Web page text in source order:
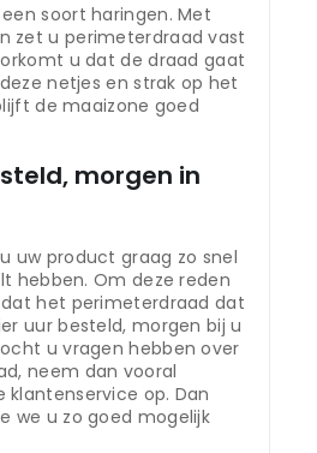
soort haringen. Met
zet u perimeterdraad vast
u dat de draad gaat
netjes en strak op het
de maaizone goed
morgen in
uw product graag zo snel
hebben. Om deze reden
het perimeterdraad dat
uur besteld, morgen bij u
u vragen hebben over
neem dan vooral
op. Dan
we u zo goed mogelijk